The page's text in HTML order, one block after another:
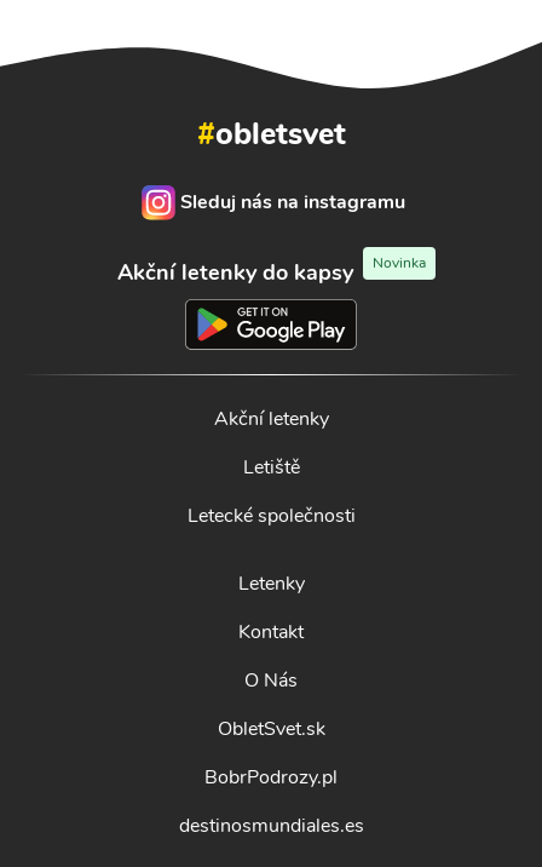
#obletsvet
Sleduj nás na instagramu
Akční letenky do kapsy Novinka
Akční letenky
Letiště
Letecké společnosti
Letenky
Kontakt
O Nás
ObletSvet.sk
BobrPodrozy.pl
destinosmundiales.es